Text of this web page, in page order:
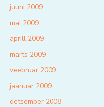
juuni 2009
mai 2009
aprill 2009
märts 2009
veebruar 2009
jaanuar 2009
detsember 2008